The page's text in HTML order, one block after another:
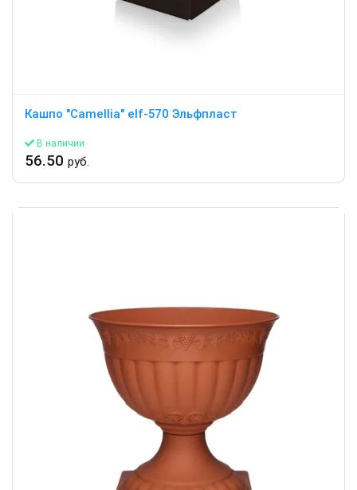
Кашпо "Camellia" elf-570 Эльфпласт
В наличии
56.50 руб.